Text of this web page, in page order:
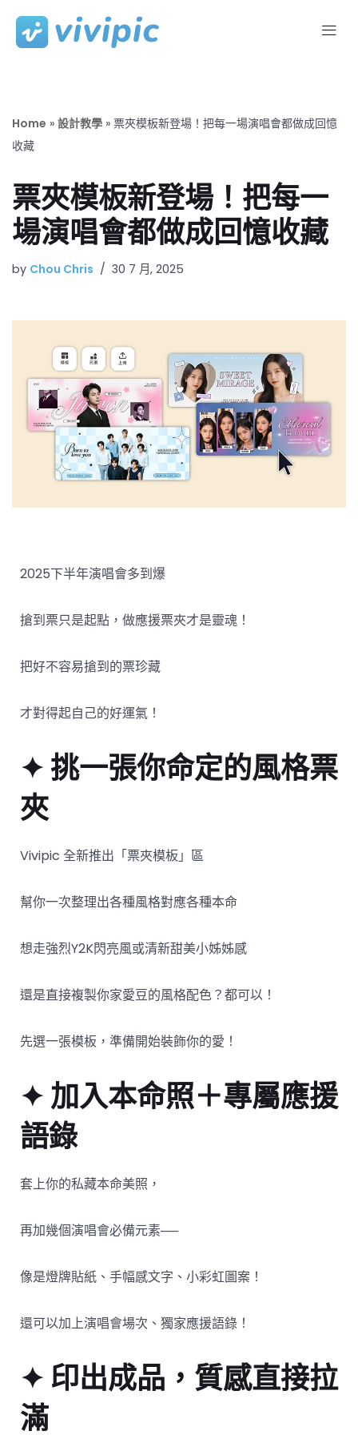
Skip
Home » 設計教學 » 票夾模板新登場！把每一場演唱會都做成回憶
收藏
票夾模板新登場！把每一
場演唱會都做成回憶收藏
by Chou Chris 30 7 月, 2025
2025下半年演唱會多到爆
搶到票只是起點，做應援票夾才是靈魂！
把好不容易搶到的票珍藏
才對得起自己的好運氣！
✦ 挑一張你命定的風格票
夾
Vivipic 全新推出「票夾模板」區
幫你一次整理出各種風格對應各種本命
想走強烈Y2K閃亮風或清新甜美小姊姊感
還是直接複製你家愛豆的風格配色？都可以！
先選一張模板，準備開始裝飾你的愛！
✦ 加入本命照＋專屬應援
語錄
套上你的私藏本命美照，
再加幾個演唱會必備元素──
像是燈牌貼紙、手幅感文字、小彩虹圖案！
還可以加上演唱會場次、獨家應援語錄！
✦ 印出成品，質感直接拉
滿